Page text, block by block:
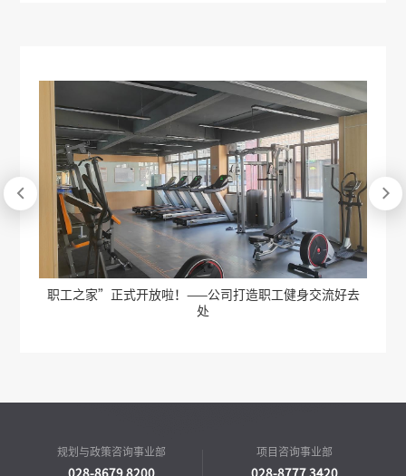
职工之家”正式开放啦！——公司打造职工健身交流好去
处
 
规划与政策咨询事业部
028-8679 8200
项目咨询事业部
028-8777 3420